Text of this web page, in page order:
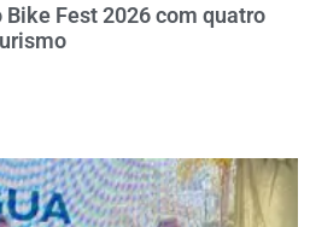
Bike Fest 2026 com quatro